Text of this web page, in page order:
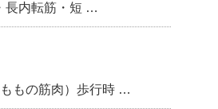
長内転筋・短 …
もの筋肉）歩行時 …